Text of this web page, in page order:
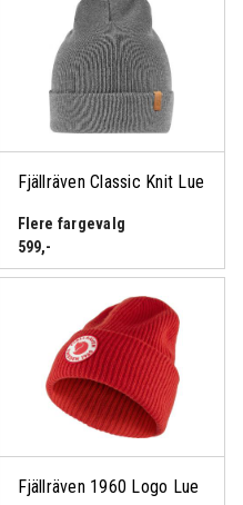
Fjällräven Classic Knit Lue
Flere fargevalg
599,-
Fjällräven 1960 Logo Lue